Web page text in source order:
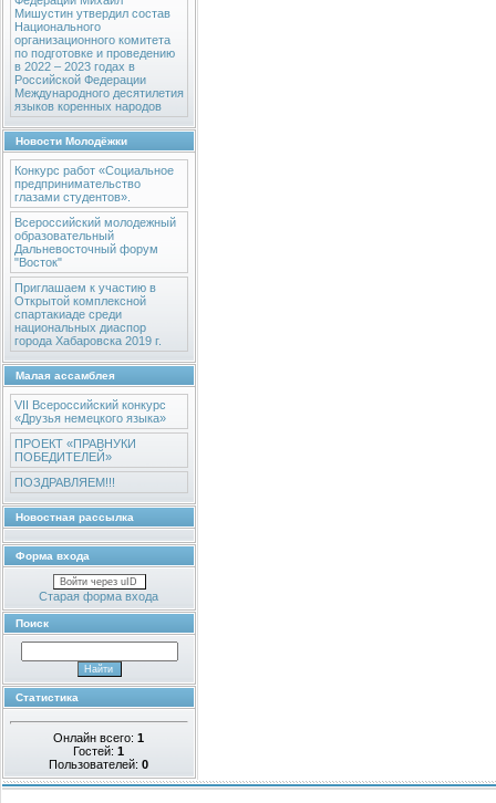
Мишустин утвердил состав
Национального
организационного комитета
по подготовке и проведению
в 2022 – 2023 годах в
Российской Федерации
Международного десятилетия
языков коренных народов
Новости Молодёжки
Конкурс работ «Социальное
предпринимательство
глазами студентов».
Всероссийский молодежный
образовательный
Дальневосточный форум
"Восток"
Приглашаем к участию в
Открытой комплексной
спартакиаде среди
национальных диаспор
города Хабаровска 2019 г.
Малая ассамблея
VII Всероссийский конкурс
«Друзья немецкого языка»
ПРОЕКТ «ПРАВНУКИ
ПОБЕДИТЕЛЕЙ»
ПОЗДРАВЛЯЕМ!!!
Новостная рассылка
Форма входа
Войти через uID
Старая форма входа
Поиск
Статистика
Онлайн всего:1
Гостей:1
Пользователей:0